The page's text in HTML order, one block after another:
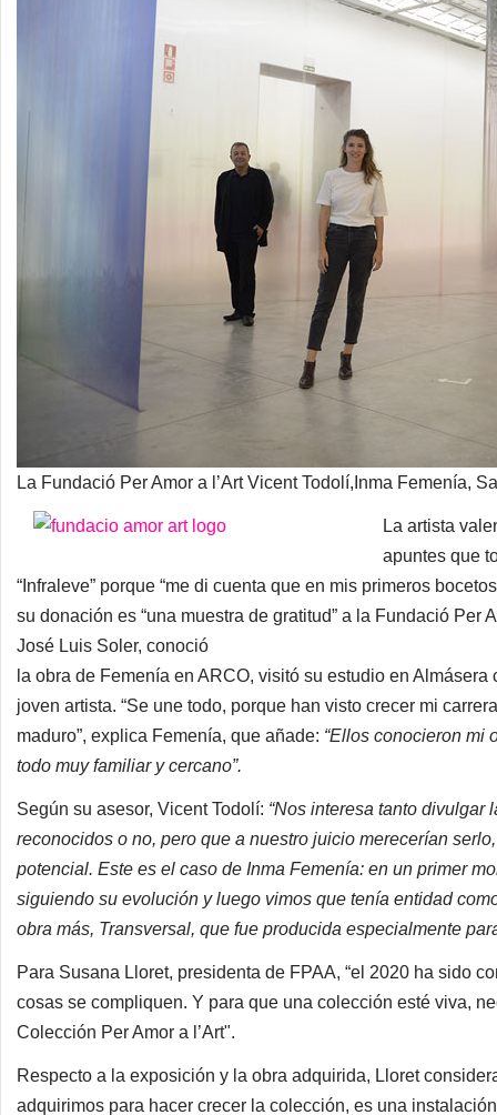
La Fundació Per Amor a l’Art Vicent Todolí,Inma Femenía,
La artista
apuntes que
“Infraleve” porque “me di cuenta que en mis primeros
su donación es “una muestra de gratitud” a la Fundació Per
José Luis Soler, conoció
la obra de Femenía en ARCO, visitó su estudio en
joven artista. “Se une todo, porque han visto crecer mi
maduro”, explica Femenía, que añade: “Ellos conocieron mi
todo muy familiar y cercano”.
Según su asesor, Vicent Todolí: “Nos interesa tanto divulgar
reconocidos o no, pero que a nuestro juicio merecerían
potencial. Este es el caso de Inma Femenía: en un primer
siguiendo su evolución y luego vimos que tenía entidad
obra más, Transversal, que fue producida especialmente
Para Susana Lloret, presidenta de FPAA, “el 2020 ha sido
cosas se compliquen. Y para que una colección esté viva,
Colección Per Amor a l’Art".
Respecto a la exposición y la obra adquirida, Lloret
adquirimos para hacer crecer la colección, es una